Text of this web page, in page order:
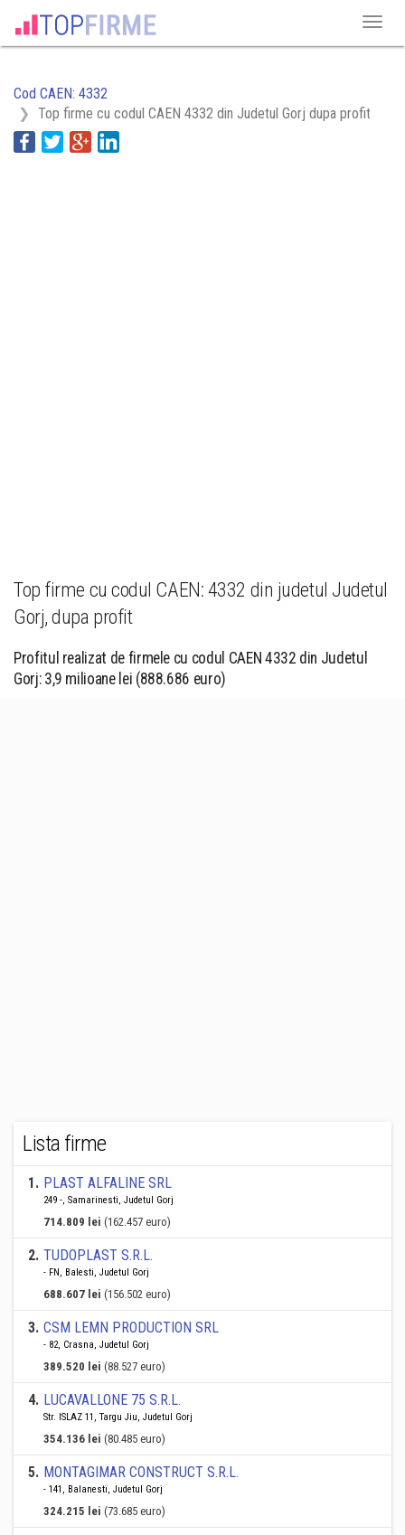
Cod CAEN: 4332
Top firme cu codul CAEN 4332 din Judetul Gorj dupa profit
Top firme cu codul CAEN: 4332 din judetul Judetul
Gorj, dupa profit
Profitul realizat de firmele cu codul CAEN 4332 din Judetul
Gorj: 3,9 milioane lei (888.686 euro)
Lista firme
1. PLAST ALFALINE SRL
249 -, Samarinesti, Judetul Gorj
714.809 lei (162.457 euro)
2. TUDOPLAST S.R.L.
- FN, Balesti, Judetul Gorj
688.607 lei (156.502 euro)
3. CSM LEMN PRODUCTION SRL
- 82, Crasna, Judetul Gorj
389.520 lei (88.527 euro)
4. LUCAVALLONE 75 S.R.L.
Str. ISLAZ 11, Targu Jiu, Judetul Gorj
354.136 lei (80.485 euro)
5. MONTAGIMAR CONSTRUCT S.R.L.
- 141, Balanesti, Judetul Gorj
324.215 lei (73.685 euro)